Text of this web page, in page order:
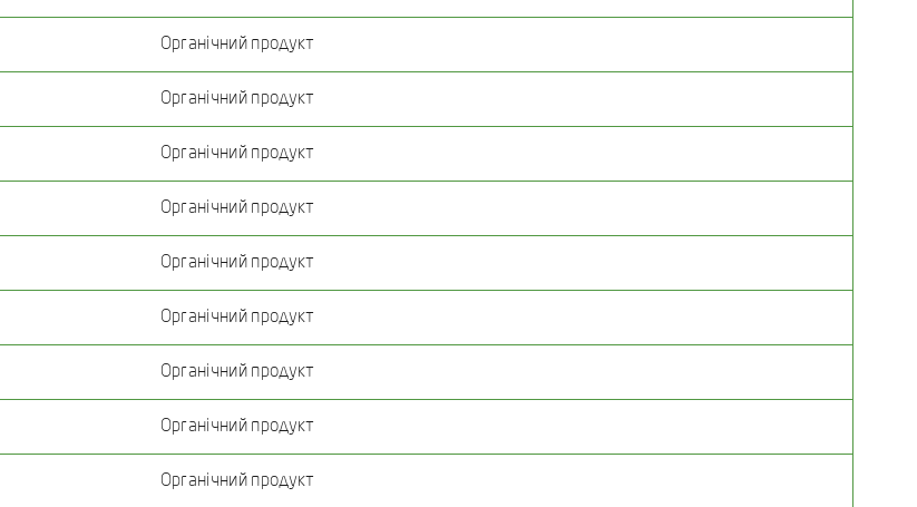
Органічний продукт
Органічний продукт
Органічний продукт
Органічний продукт
Органічний продукт
Органічний продукт
Органічний продукт
Органічний продукт
Органічний продукт